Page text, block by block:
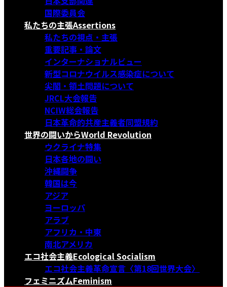
国際委員会
私たちの主張Assertions
私たちの視点・主張
重要記事・論文
インターナショナルビュー
新型コロナウイルス感染症について
尖閣・領土問題について
JRCL大会報告
NCIW総会報告
日本革命的共産主義者同盟規約
世界の闘いからWorld Revolution
ウクライナ特集
日本各地の闘い
沖縄闘争
韓国は今
アジア
ヨーロッパ
アラブ
アフリカ・中東
南北アメリカ
エコ社会主義Ecological Socialism
エコ社会主義革命宣言〈第18回世界大会〉
フェミニズムFeminism